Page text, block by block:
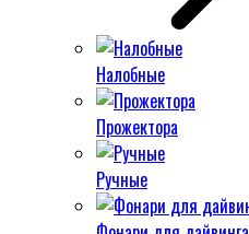
Налобные
Прожектора
Ручные